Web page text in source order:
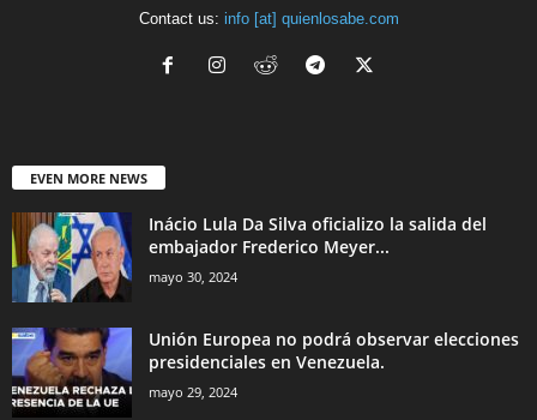
Contact us: info [at] quienlosabe.com
EVEN MORE NEWS
Inácio Lula Da Silva oficializo la salida del
embajador Frederico Meyer...
mayo 30, 2024
Unión Europea no podrá observar elecciones
presidenciales en Venezuela.
mayo 29, 2024